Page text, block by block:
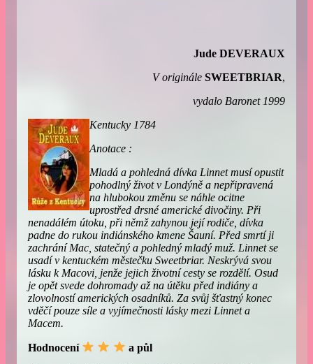
Jude DEVERAUX
V originále SWEETBRIAR,
vydalo Baronet 1999
Kentucky 1784
Anotace :
Mladá a pohledná dívka Linnet musí opustit
pohodlný život v Londýně a nepřipravená
na hlubokou změnu se náhle ocitne
uprostřed drsné americké divočiny. Při
nenadálém útoku, při němž zahynou její rodiče, dívka
padne do rukou indiánského kmene Šauní. Před smrtí ji
zachrání Mac, statečný a pohledný mladý muž. Linnet se
usadí v kentuckém městečku Sweetbriar. Neskrývá svou
lásku k Macovi, jenže jejich životní cesty se rozdělí. Osud
je opět svede dohromady až na útěku před indiány a
zlovolností amerických osadníků. Za svůj šťastný konec
vděčí pouze síle a vyjímečnosti lásky mezi Linnet a
Macem.
Hodnocení
a půl